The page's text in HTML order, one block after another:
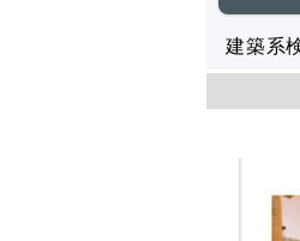
建築系